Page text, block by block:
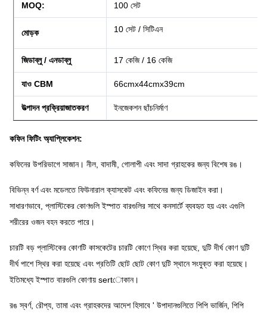
MOQ: 100 সেট
মোড়ক 10 সেট / সিটিএন
জিডাব্লু / এনডাব্লু 17 কেজি / 16 কেজি
যাও CBM 66cmx44cmx39cm
উত্পাদন প্রক্রিয়াজাতকরণ ইনজেকশন ছাঁচনির্মাণ
কফিন ফিটিং অ্যাপ্লিকেশন:
কফিনের উপরিভাগে সাজান। নীল, বাদামী, গোলাপী এবং সাদা গ্রাহকের জন্য বিশেষ রঙ।
বিভিন্ন বর্ণ এবং মডেলতে ফিউনারাল ক্যাসকেট এবং কফিনের জন্য ডিজাইন করা।
সাধারণভাবে, প্লাস্টিকের কোণগুলি ইস্পাত বারগুলির সাথে কনসার্টে ব্যবহৃত হয় এবং এগুলি
শরীরের ওজন বহন করতে পারে।
চারটি বড় প্লাস্টিকের কোণটি কাসকেটের চারটি কোণে স্থির করা হয়েছে, দুটি দীর্ঘ কোণ দুটি
দীর্ঘ পাশে স্থির করা হয়েছে এবং প্রতিটি ছোট ছোট কোণ দুটি স্থানে সংযুক্ত করা হয়েছে।
ইতিমধ্যে ইস্পাত বারগুলি কোণায় sertোকান।
রঙ স্বর্ণ, রৌপ্য, তামা এবং গ্রাহকদের আদেশ হিসাবে ' উপাদানগুলিতে পিপি ভার্জিন, পিপি